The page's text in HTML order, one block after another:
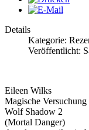
Details
Kategorie:
Veröffentlicht:
Eileen Wilks
Magische Versuchung
Wolf Shadow 2
(Mortal Danger)